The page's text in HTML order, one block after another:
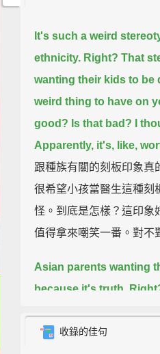
It's such a weird
ethnicity. Right? That
wanting their kids to be
weird thing to have on
good? Is that bad?
I
Apparently, it's, like,
跟種族有關的刻板印象真
很希望小孩當醫生這種刻
怪。到底是怎樣？這印象
值得拿來嘲笑一番。對不
Asian parents wanting
because it's truth.
was, like, this obsession.
收錄的佳句